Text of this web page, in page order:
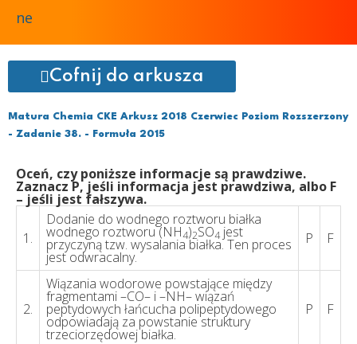
Cofnij do arkusza
Matura Chemia CKE Arkusz 2018 Czerwiec Poziom Rozszerzony
- Zadanie 38. - Formuła 2015
Oceń, czy poniższe informacje są prawdziwe.
Zaznacz P, jeśli informacja jest prawdziwa, albo F
– jeśli jest fałszywa.
1.
Dodanie do wodnego roztworu białka
wodnego roztworu (NH4)2SO4 jest
przyczyną tzw. wysalania białka. Ten proces
jest odwracalny.
P F
2.
Wiązania wodorowe powstające między
fragmentami –CO– i –NH– wiązań
peptydowych łańcucha polipeptydowego
odpowiadają za powstanie struktury
trzeciorzędowej białka.
P F